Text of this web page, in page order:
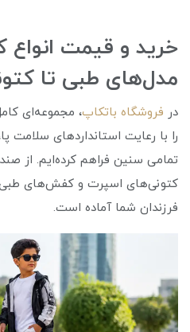
خرید و قیمت انواع
مدل‌های طبی تا
در فروشگاه باتکاپ، مجموعه‌ای
را با رعایت استانداردهای سلامت
تمامی سنین فراهم کرده‌ایم. از
کتونی‌های اسپرت و کفش‌های
فرزندان شما آماده است.